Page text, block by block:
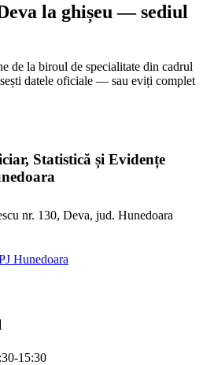
la ghișeu — sediul
de la biroul de specialitate din cadrul
datele oficiale — sau eviți complet
Statistică și Evidențe
nr. 130, Deva, jud. Hunedoara
Hunedoara
15:30